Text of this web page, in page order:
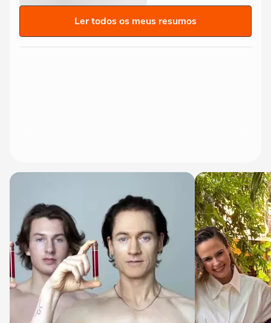
Ler todos os meus resumos